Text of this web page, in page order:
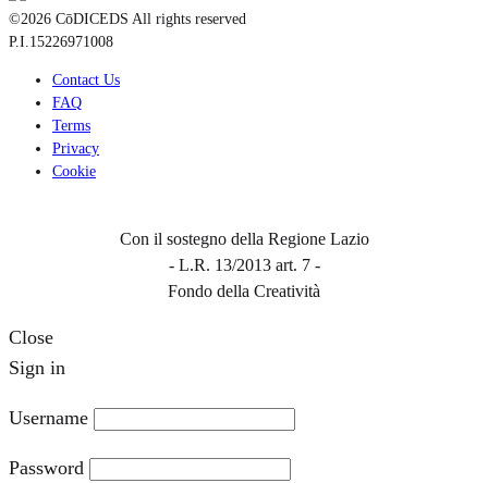
©2026 CōDICEDS All rights reserved
P.I.15226971008
Contact Us
FAQ
Terms
Privacy
Cookie
Con il sostegno della Regione Lazio
- L.R. 13/2013 art. 7 -
Fondo della Creatività
Close
Sign in
Username
Password